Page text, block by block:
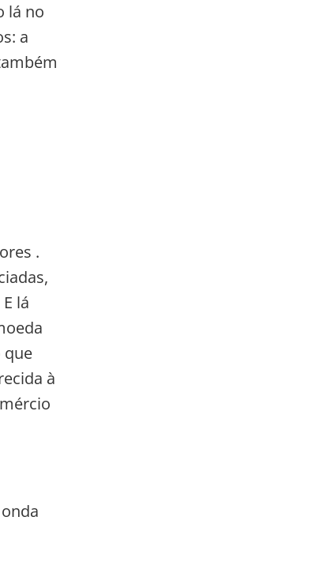
lá no
a
.
lá
que
à